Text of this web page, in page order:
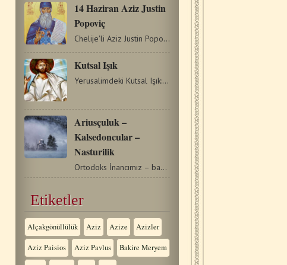
14 Haziran Aziz Justin
Popoviç
Chelije'li Aziz Justin Popoviç (1894-1979) Sırbistan'ın batısında…
Kutsal Işık
Yerusalimdeki Kutsal Işık: tanıt ve kanıtlar από oodevideo…
Ariusçuluk –
Kalsedoncular –
Nasturilik
Ortodoks İnancımız – basit bir şekilde ifade etmemiz gerekirse…
Etiketler
Alçakgönüllülük Aziz Azize Azizler
Aziz Paisios Aziz Pavlus Bakire Meryem